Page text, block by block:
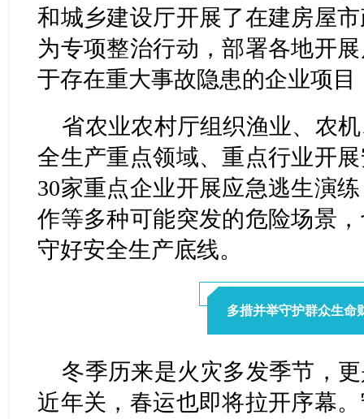
和城乡建设厅开展了在建房屋
为专项整治行动，部署各地开
于存在重大事故隐患的企业项
省农业农村厅组织渔业、农
全生产重点领域、重点行业开
30家重点企业开展应急逃生演
作等多种可能突发的危险场景
守好安全生产底线。
多措并举守护群众生命
冬季历来是火灾多发季节，
近年关，春运也即将拉开序幕